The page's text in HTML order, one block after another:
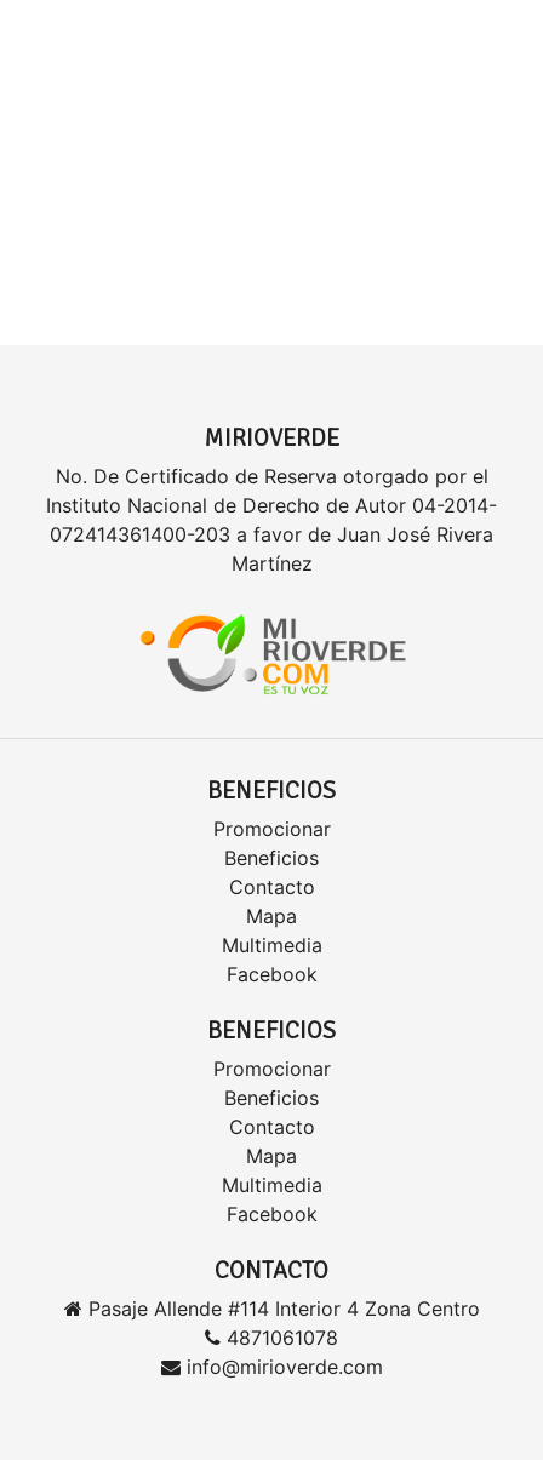
MIRIOVERDE
No. De Certificado de Reserva otorgado por el
Instituto Nacional de Derecho de Autor 04-2014-
072414361400-203 a favor de Juan José Rivera
Martínez
BENEFICIOS
Promocionar
Beneficios
Contacto
Mapa
Multimedia
Facebook
BENEFICIOS
Promocionar
Beneficios
Contacto
Mapa
Multimedia
Facebook
CONTACTO
Pasaje Allende #114 Interior 4 Zona Centro
4871061078
info@mirioverde.com